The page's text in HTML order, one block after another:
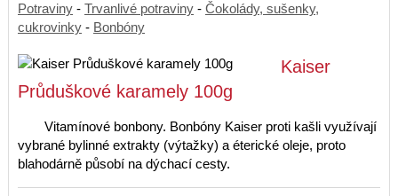
Potraviny - Trvanlivé potraviny - Čokolády, sušenky,
cukrovinky - Bonbóny
Kaiser
Průduškové karamely 100g
Vitamínové bonbony. Bonbóny Kaiser proti kašli využívají
vybrané bylinné extrakty (výtažky) a éterické oleje, proto
blahodárně působí na dýchací cesty.